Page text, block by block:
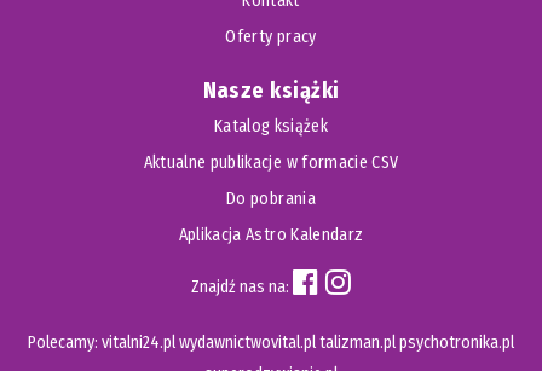
Oferty pracy
Nasze książki
Katalog książek
Aktualne publikacje w formacie CSV
Do pobrania
Aplikacja Astro Kalendarz
Znajdź nas na:
Polecamy: vitalni24.plwydawnictwovital.pltalizman.plpsychotronika.pl